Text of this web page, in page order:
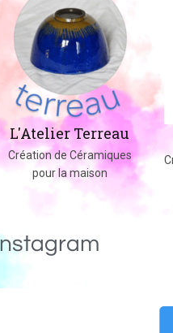
L'Atelier Terreau
Création de Céramiques
pour la maison